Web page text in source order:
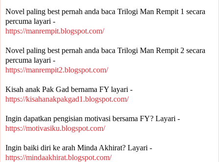
Novel paling best pernah anda baca Trilogi Man Rempit 1 secara
percuma layari -
https://manrempit.blogspot.com/
Novel paling best pernah anda baca Trilogi Man Rempit 2 secara
percuma layari -
https://manrempit2.blogspot.com/
Kisah anak Pak Gad bernama FY layari -
https://kisahanakpakgad1.blogspot.com/
Ingin dapatkan pengisian motivasi bersama FY? Layari -
https://motivasiku.blogspot.com/
Ingin baiki diri ke arah Minda Akhirat? Layari -
https://mindaakhirat.blogspot.com/